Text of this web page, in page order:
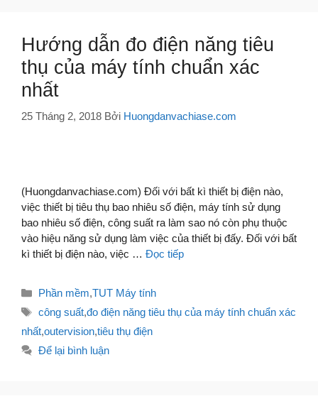
Hướng dẫn đo điện năng tiêu
thụ của máy tính chuẩn xác
nhất
25 Tháng 2, 2018 Bởi Huongdanvachiase.com
(Huongdanvachiase.com) Đối với bất kì thiết bị điện nào,
việc thiết bị tiêu thụ bao nhiêu số điện, máy tính sử dụng
bao nhiêu số điện, công suất ra làm sao nó còn phụ thuộc
vào hiệu năng sử dụng làm việc của thiết bị đấy. Đối với bất
kì thiết bị điện nào, việc … Đọc tiếp
Danh
mục
Phần mềm,TUT Máy tính
Thẻ
công suất,đo điện năng tiêu thụ của máy tính chuẩn xác
nhất,outervision,tiêu thụ điện
Để lại bình luận